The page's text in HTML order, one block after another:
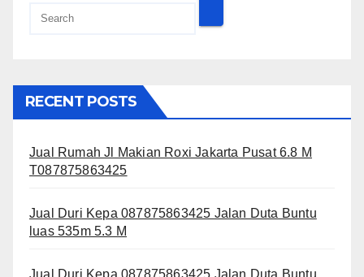
RECENT POSTS
Jual Rumah Jl Makian Roxi Jakarta Pusat 6.8 M
T087875863425
Jual Duri Kepa 087875863425 Jalan Duta Buntu
luas 535m 5.3 M
Jual Duri Kepa 087875863425 Jalan Duta Buntu